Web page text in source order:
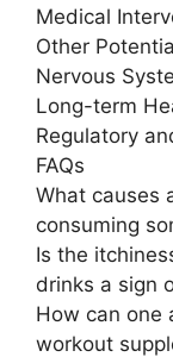
Medical
Other
Nervous
Long-term
Regulatory
FAQs
What causes
consuming
Is the
drinks a sign
How can one
workout